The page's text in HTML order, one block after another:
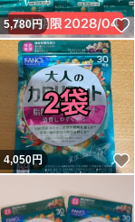
5,780円
4,050円